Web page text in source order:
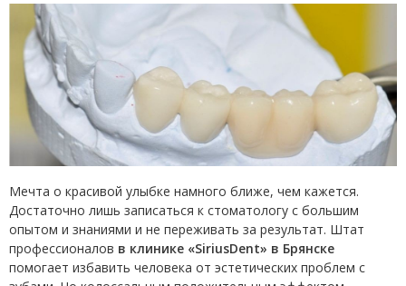
Мечта о красивой улыбке намного ближе, чем кажется.
Достаточно лишь записаться к стоматологу с большим
опытом и знаниями и не переживать за результат. Штат
профессионалов в клинике «SiriusDent» в Брянске
помогает избавить человека от эстетических проблем с